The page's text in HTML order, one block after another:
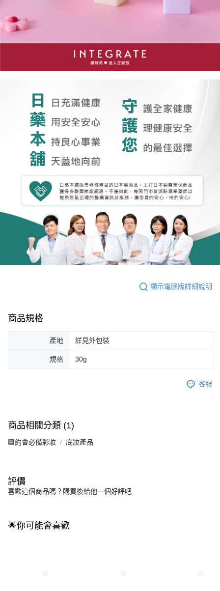
顯示電腦版詳細說明
商品規格
產地 詳見外包裝
規格 30g
客服
商品相關分類 (1)
🟦約會必備彩妝 底妝產品
評價
喜歡這個商品嗎？購買後給他一個好評吧
🌟你可能會喜歡